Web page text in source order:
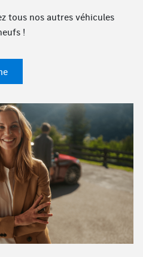
tous nos autres véhicules
!